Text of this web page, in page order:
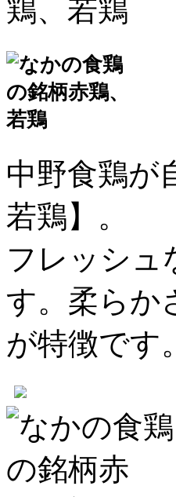
中野食鶏が
若鶏】。
フレッシュ
す。柔らか
が特徴です。